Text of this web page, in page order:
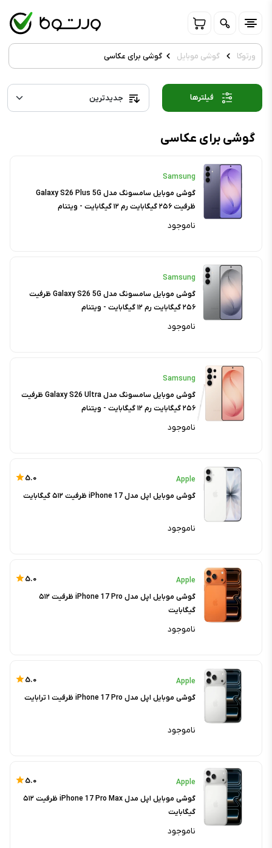
ورتوکا گوشی موبایل گوشی برای عکاسی
گوشی برای عکاسی
Samsung
گوشی موبایل سامسونگ مدل Galaxy S26 Plus 5G
ظرفیت ۲۵۶ گیگابایت رم ۱۲ گیگابایت - ویتنام
ناموجود
Samsung
گوشی موبایل سامسونگ مدل Galaxy S26 5G ظرفیت
۲۵۶ گیگابایت رم ۱۲ گیگابایت - ویتنام
ناموجود
Samsung
گوشی موبایل سامسونگ مدل Galaxy S26 Ultra ظرفیت
۲۵۶ گیگابایت رم ۱۲ گیگابایت - ویتنام
ناموجود
Apple
5.0
گوشی موبایل اپل مدل iPhone 17 ظرفیت ۵۱۲ گیگابایت
ناموجود
Apple
5.0
گوشی موبایل اپل مدل iPhone 17 Pro ظرفیت ۵۱۲
گیگابایت
ناموجود
Apple
5.0
گوشی موبایل اپل مدل iPhone 17 Pro ظرفیت ۱ ترابایت
ناموجود
Apple
5.0
گوشی موبایل اپل مدل iPhone 17 Pro Max ظرفیت ۵۱۲
گیگابایت
ناموجود